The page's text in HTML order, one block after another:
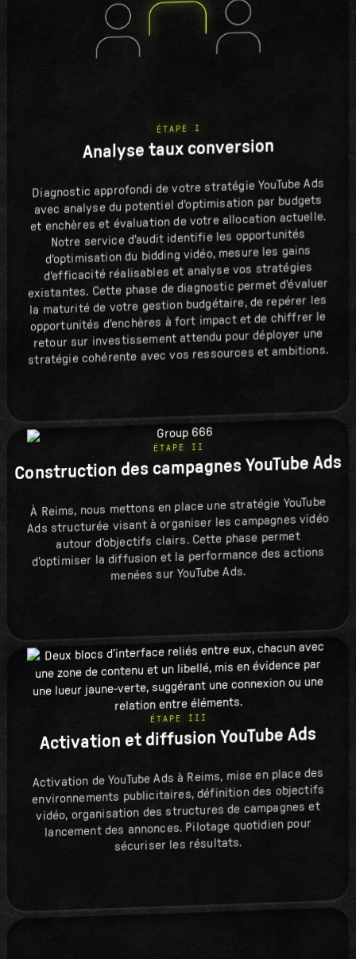
ÉTAPE I
Analyse taux conversion
Diagnostic approfondi de votre stratégie YouTube Ads
avec analyse du potentiel d'optimisation par budgets
et enchères et évaluation de votre allocation actuelle.
Notre service d'audit identifie les opportunités
d'optimisation du bidding vidéo, mesure les gains
d'efficacité réalisables et analyse vos stratégies
existantes. Cette phase de diagnostic permet d'évaluer
la maturité de votre gestion budgétaire, de repérer les
opportunités d'enchères à fort impact et de chiffrer le
retour sur investissement attendu pour déployer une
stratégie cohérente avec vos ressources et ambitions.
ÉTAPE II
Construction des campagnes YouTube Ads
À Reims, nous mettons en place une stratégie YouTube
Ads structurée visant à organiser les campagnes vidéo
autour d’objectifs clairs. Cette phase permet
d’optimiser la diffusion et la performance des actions
menées sur YouTube Ads.
ÉTAPE III
Activation et diffusion YouTube Ads
Activation de YouTube Ads à Reims, mise en place des
environnements publicitaires, définition des objectifs
vidéo, organisation des structures de campagnes et
lancement des annonces. Pilotage quotidien pour
sécuriser les résultats.